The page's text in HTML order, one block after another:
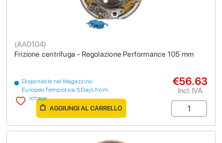
Frizione centrifuga - Regolazione Performance 105 mm
(AA0104)
Disponibile nel Magazzino
Europeo Tempistica 5 Days from
purchase
€56.63
Incl. IVA
AGGIUNGI AL CARRELLO